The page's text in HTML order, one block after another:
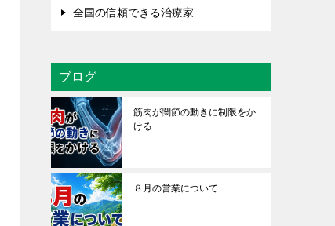
全国の信頼できる治療家
ブログ
筋肉が関節の動きに制限をか
ける
８月の営業について